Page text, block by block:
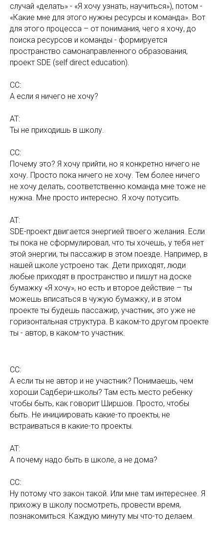
случай «делать» - «Я хочу узнать, научиться»), потом -
«Какие мне для этого нужны ресурсы и команда». Вот
для этого процесса – от понимания, чего я хочу, до
поиска ресурсов и команды - формируется
пространство самонаправленного образования,
проект SDE (self direct education).
СС:
А если я ничего не хочу?
АТ:
Ты не приходишь в школу.
СС:
Почему это? Я хочу прийти, но я конкретно ничего не
хочу. Просто пока ничего не хочу. Тем более ничего
не хочу делать, соответственно команда мне тоже не
нужна. Мне просто интересно. Я хочу потусить.
АТ:
SDE-проект двигается энергией твоего желания. Если
ты пока не сформулировал, что ты хочешь, у тебя нет
этой энергии, ты пассажир в этом поезде. Например, в
нашей школе устроено так. Дети приходят, люди
любые приходят в пространство и пишут на доске
бумажку «Я хочу», но есть и второе действие – ты
можешь вписаться в чужую бумажку, и в этом
проекте ты будешь пассажир, участник, это уже не
горизонтальная структура. В каком-то другом проекте
ты - автор, в каком-то участник.
СС:
А если ты не автор и не участник? Понимаешь, чем
хороши Садбери-школы? Там есть место ребенку
чтобы быть, как говорит Ширшов. Просто, чтобы
быть. Не инициировать какие-то проекты, не
встраиваться в какие-то проекты.
АТ:
А почему надо быть в школе, а не дома?
СС:
Ну потому что закон такой. Или мне там интереснее. Я
прихожу в школу посмотреть, провести время,
познакомиться. Каждую минуту мы что-то делаем.